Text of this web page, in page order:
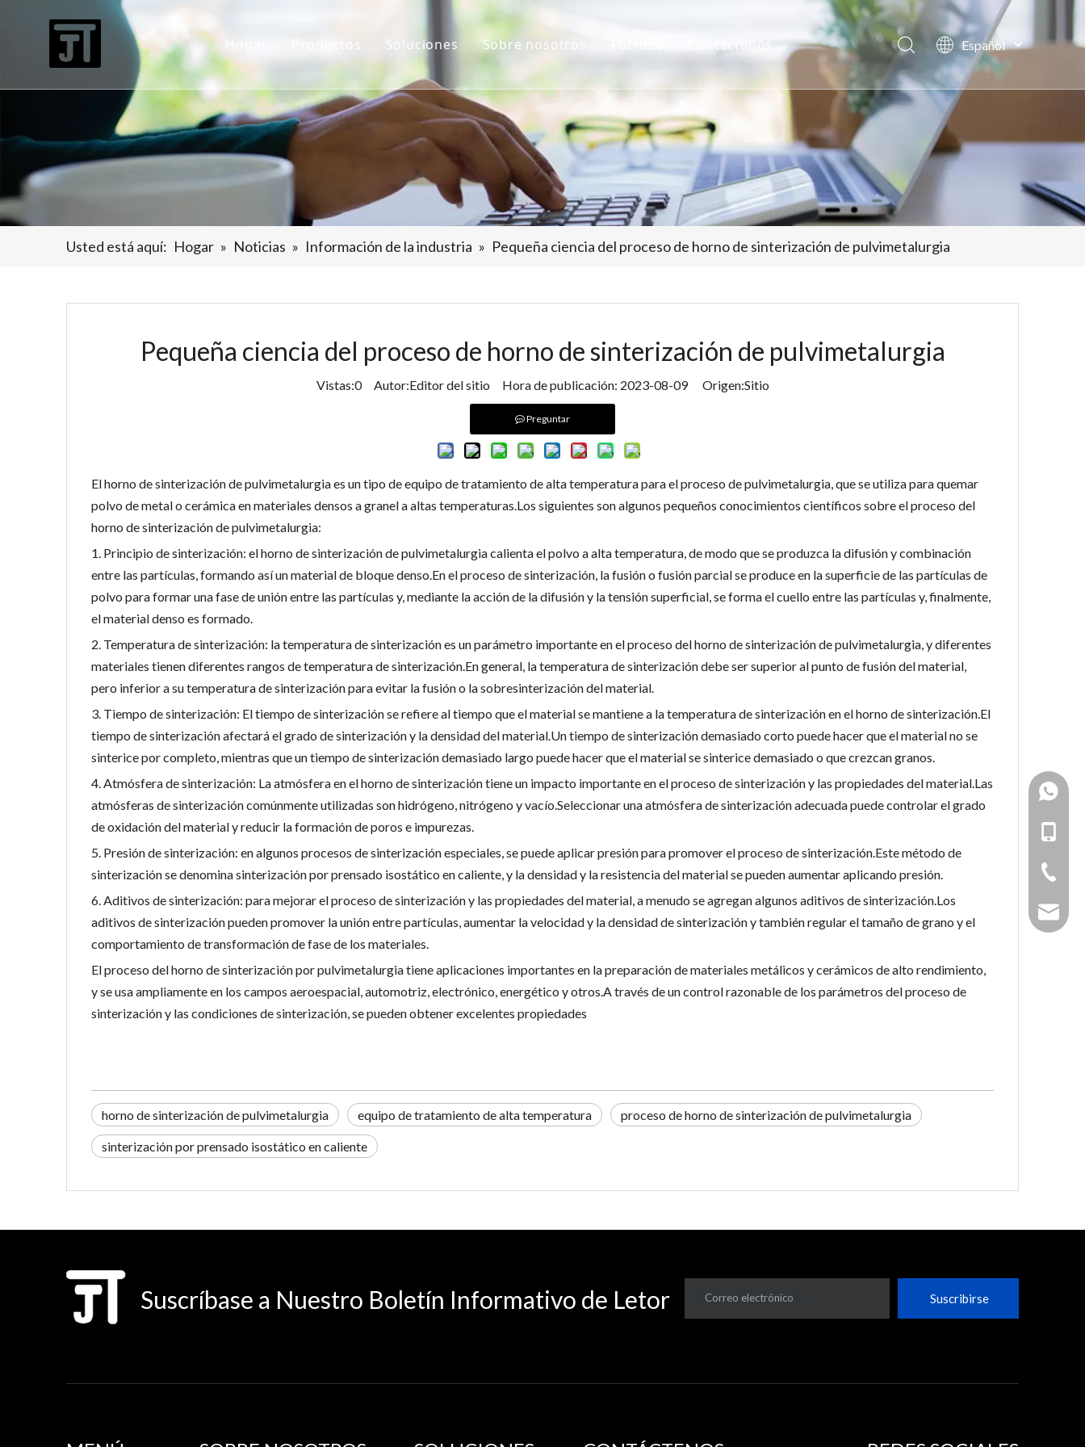
Productos
Horno de grafitización de alta temperatura
Horno Continuo
horno de sinterización
Horno de deposición
Horno de carbonización
Soluciones
Aplicaciones
Proyectos
Sobre nosotros
Servicio postventa Certificados
Descargar
Contáctenos
Español
日本語
Deutsch
English
Usted está aquí: Hogar » Noticias » Información de la industria » Pequeña ciencia del proceso de horno de sinterización de pulvimetalurgia
Pequeña ciencia del proceso de horno de sinterización de pulvimetalurgia
Vistas:0Autor:Editor del sitio Hora de publicación: 2023-08-09 Origen:Sitio
Preguntar
El horno de sinterización de pulvimetalurgia es un tipo de equipo de tratamiento de alta temperatura para el proceso de pulvimetalurgia, que se utiliza para quemar
polvo de metal o cerámica en materiales densos a granel a altas temperaturas.Los siguientes son algunos pequeños conocimientos científicos sobre el proceso del
horno de sinterización de pulvimetalurgia:
1. Principio de sinterización: el horno de sinterización de pulvimetalurgia calienta el polvo a alta temperatura, de modo que se produzca la difusión y combinación
entre las partículas, formando así un material de bloque denso.En el proceso de sinterización, la fusión o fusión parcial se produce en la superficie de las partículas de
polvo para formar una fase de unión entre las partículas y, mediante la acción de la difusión y la tensión superficial, se forma el cuello entre las partículas y, finalmente,
el material denso es formado.
2. Temperatura de sinterización: la temperatura de sinterización es un parámetro importante en el proceso del horno de sinterización de pulvimetalurgia, y diferentes
materiales tienen diferentes rangos de temperatura de sinterización.En general, la temperatura de sinterización debe ser superior al punto de fusión del material,
pero inferior a su temperatura de sinterización para evitar la fusión o la sobresinterización del material.
3. Tiempo de sinterización: El tiempo de sinterización se refiere al tiempo que el material se mantiene a la temperatura de sinterización en el horno de sinterización.El
tiempo de sinterización afectará el grado de sinterización y la densidad del material.Un tiempo de sinterización demasiado corto puede hacer que el material no se
sinterice por completo, mientras que un tiempo de sinterización demasiado largo puede hacer que el material se sinterice demasiado o que crezcan granos.
4. Atmósfera de sinterización: La atmósfera en el horno de sinterización tiene un impacto importante en el proceso de sinterización y las propiedades del material.Las
atmósferas de sinterización comúnmente utilizadas son hidrógeno, nitrógeno y vacío.Seleccionar una atmósfera de sinterización adecuada puede controlar el grado
de oxidación del material y reducir la formación de poros e impurezas.
5. Presión de sinterización: en algunos procesos de sinterización especiales, se puede aplicar presión para promover el proceso de sinterización.Este método de
sinterización se denomina sinterización por prensado isostático en caliente, y la densidad y la resistencia del material se pueden aumentar aplicando presión.
6. Aditivos de sinterización: para mejorar el proceso de sinterización y las propiedades del material, a menudo se agregan algunos aditivos de sinterización.Los
aditivos de sinterización pueden promover la unión entre partículas, aumentar la velocidad y la densidad de sinterización y también regular el tamaño de grano y el
comportamiento de transformación de fase de los materiales.
El proceso del horno de sinterización por pulvimetalurgia tiene aplicaciones importantes en la preparación de materiales metálicos y cerámicos de alto rendimiento,
y se usa ampliamente en los campos aeroespacial, automotriz, electrónico, energético y otros.A través de un control razonable de los parámetros del proceso de
sinterización y las condiciones de sinterización, se pueden obtener excelentes propiedades
horno de sinterización de pulvimetalurgia equipo de tratamiento de alta temperatura proceso de horno de sinterización de pulvimetalurgia
sinterización por prensado isostático en caliente
Suscríbase a Nuestro Boletín Informativo de Letor Correo electrónico Suscribirse
+86-